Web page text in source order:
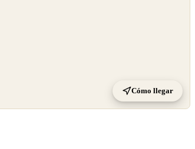
Cómo llegar